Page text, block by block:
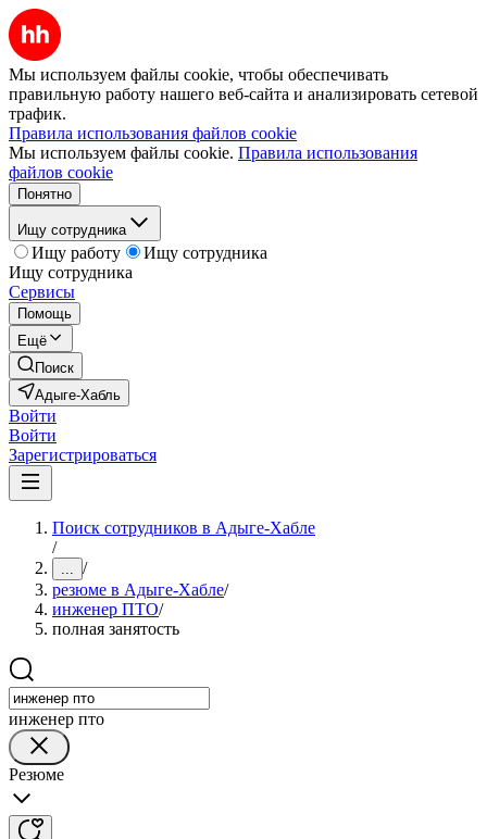
Мы используем файлы cookie, чтобы обеспечивать
правильную работу нашего веб-сайта и анализировать сетевой
трафик.
Правила использования файлов cookie
Мы используем файлы cookie. Правила использования
файлов cookie
Понятно
Ищу сотрудника
Ищу работу
Ищу сотрудника
Ищу сотрудника
Сервисы
Помощь
Ещё
Поиск
Адыге-Хабль
Войти
Войти
Зарегистрироваться
Поиск сотрудников в Адыге-Хабле
/
... /
резюме в Адыге-Хабле/
инженер ПТО/
полная занятость
инженер пто
Резюме